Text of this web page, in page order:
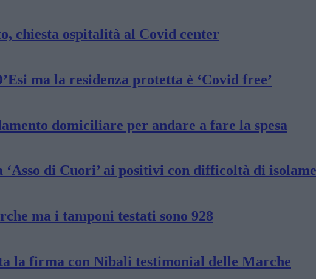
chiesta ospitalità al Covid center
ma la residenza protetta è ‘Covid free’
domiciliare per andare a fare la spesa
di Cuori’ ai positivi con difficoltà di
ma i tamponi testati sono 928
la firma con Nibali testimonial delle Marche